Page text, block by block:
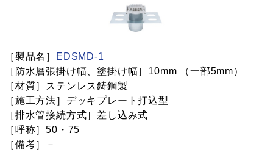
EDSMD-1
10mm （一部5mm）
ステンレス鋳鋼製
デッキプレート打込型
差し込み式
50・75
－